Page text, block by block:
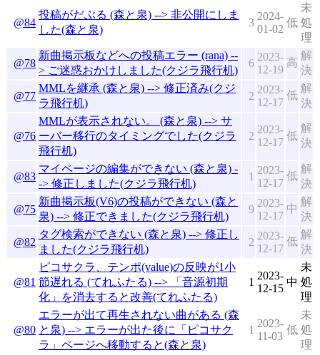
@84
投稿がだぶる (森と泉) --> 非公開にしま
した(森と泉)
3
2024-
01-02
低
未
処
理
@78
新曲掲示板などへの投稿エラー (rana) --
> ご迷惑おかけしました(クジラ飛行机)
6
2023-
12-19
高
解
決
@77
MMLを継承 (森と泉) --> 修正済み(クジ
ラ飛行机)
2
2023-
12-17
低
解
決
@76
MMLが表示されない。 (森と泉) --> サ
ーバー移行のタイミングでした(クジラ
飛行机)
2
2023-
12-17
低
解
決
@83
マイページの編集ができない (森と泉) -
-> 修正しました(クジラ飛行机)
1
2023-
12-17
低
解
決
@75
新曲掲示板(V6)の投稿ができない (森と
泉) --> 修正できました(クジラ飛行机)
9
2023-
12-17
中
解
決
@82
タグ検索ができない (森と泉) --> 修正し
ました(クジラ飛行机)
2
2023-
12-17
低
解
決
@81
ピコサクラ、テンポ(value)の反映が1小
節遅れる (てれふたる) --> 「音源初期
化」を消去すると改善(てれふたる)
1
2023-
12-15
中
未
処
理
@80
エラーが出て再生されない曲がある (森
と泉) --> エラーが出た後に「ピコサク
ラ」ページへ移動すると(森と泉)
1
2023-
11-03
低
未
処
理